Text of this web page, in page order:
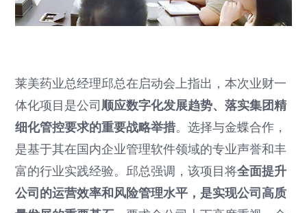
莱美药业总经理邱总在启动会上指出，本次业财一
体化项目是公司顺应数字化发展趋势、落实集团精
细化管控要求的重要战略举措。选择与金蝶合作，
是基于其在国内企业管理软件领域的专业声誉和丰
富的行业实践经验。邱总强调，该项目将全面提升
公司的运营效率和风险管理水平，是实现公司高质